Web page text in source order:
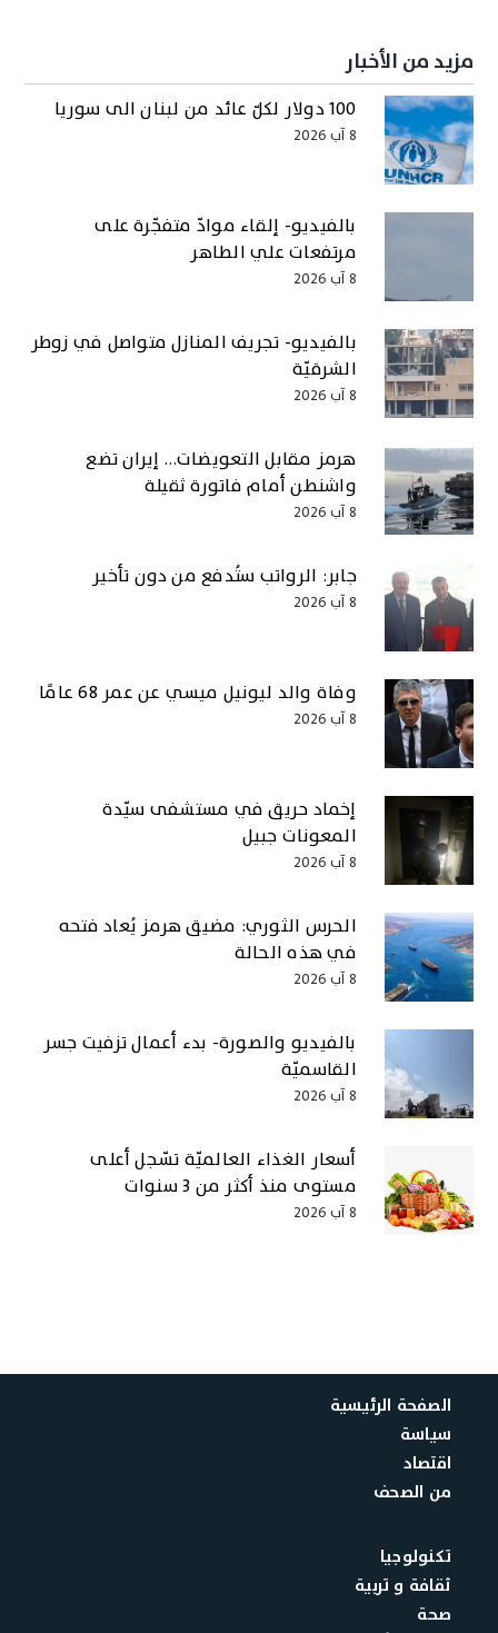
مزيد من الأخبار
100 دولار لكلّ عائد من لبنان الى سوريا
8 آب 2026
بالفيديو- إلقاء موادّ متفجّرة على
مرتفعات علي الطاهر
8 آب 2026
بالفيديو- تجريف المنازل متواصل في زوطر
الشرقيّة
8 آب 2026
هرمز مقابل التعويضات… إيران تضع
واشنطن أمام فاتورة ثقيلة
8 آب 2026
جابر: الرواتب ستُدفع من دون تأخير
8 آب 2026
وفاة والد ليونيل ميسي عن عمر 68 عامًا
8 آب 2026
إخماد حريق في مستشفى سيّدة
المعونات جبيل
8 آب 2026
الحرس الثوري: مضيق هرمز يُعاد فتحه
في هذه الحالة
8 آب 2026
بالفيديو والصورة- بدء أعمال تزفيت جسر
القاسميّة
8 آب 2026
أسعار الغذاء العالميّة تسّجل أعلى
مستوى منذ أكثر من 3 سنوات
8 آب 2026
الصفحة الرئيسية
سياسة
اقتصاد
من الصحف
تكنولوجيا
ثقافة و تربية
صحة